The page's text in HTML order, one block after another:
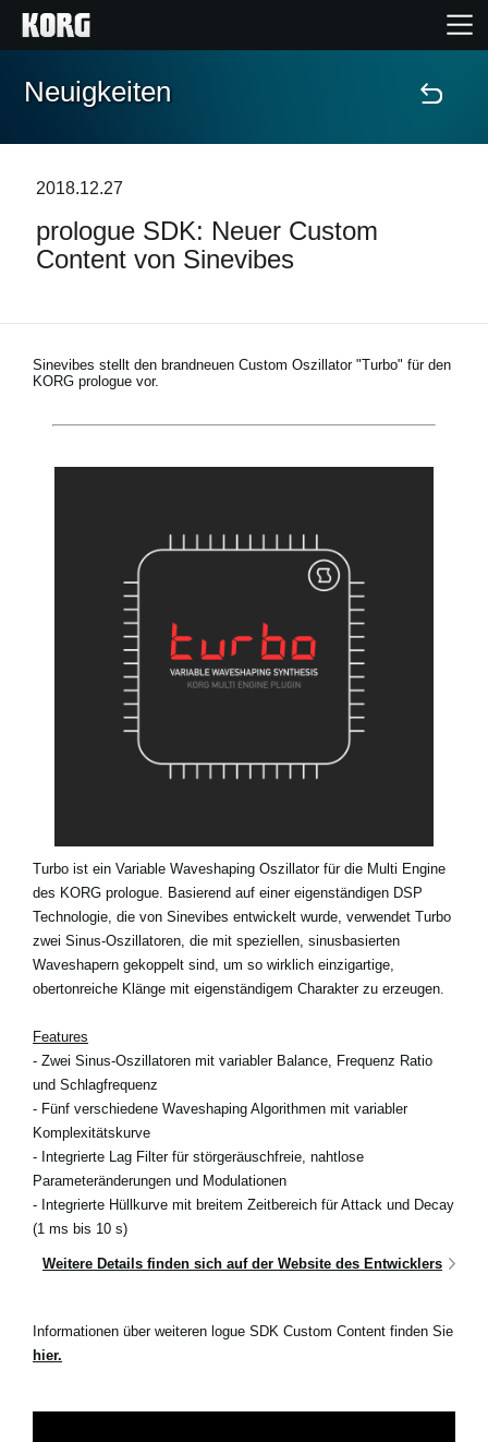
Home
Extras
Support
Händlersuche
Neuigkeiten
Gebiet / Land
Social Media
Über KORG
Neuigkeiten
2018.12.27
prologue SDK: Neuer Custom
Content von Sinevibes
Sinevibes stellt den brandneuen Custom Oszillator "Turbo" für den
KORG prologue vor.
Turbo ist ein Variable Waveshaping Oszillator für die Multi Engine
des KORG prologue. Basierend auf einer eigenständigen DSP
Technologie, die von Sinevibes entwickelt wurde, verwendet Turbo
zwei Sinus-Oszillatoren, die mit speziellen, sinusbasierten
Waveshapern gekoppelt sind, um so wirklich einzigartige,
obertonreiche Klänge mit eigenständigem Charakter zu erzeugen.
Features
- Zwei Sinus-Oszillatoren mit variabler Balance, Frequenz Ratio
und Schlagfrequenz
- Fünf verschiedene Waveshaping Algorithmen mit variabler
Komplexitätskurve
- Integrierte Lag Filter für störgeräuschfreie, nahtlose
Parameteränderungen und Modulationen
- Integrierte Hüllkurve mit breitem Zeitbereich für Attack und Decay
(1 ms bis 10 s)
Weitere Details finden sich auf der Website des Entwicklers
Informationen über weiteren logue SDK Custom Content finden Sie
hier.